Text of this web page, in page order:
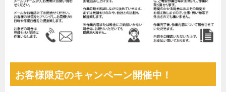
お客様限定のキャンペーン開催中！